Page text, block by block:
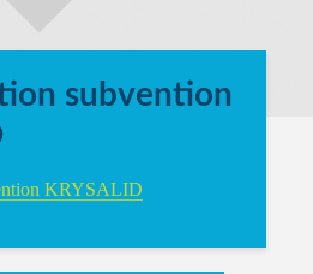
subvention
KRYSALID